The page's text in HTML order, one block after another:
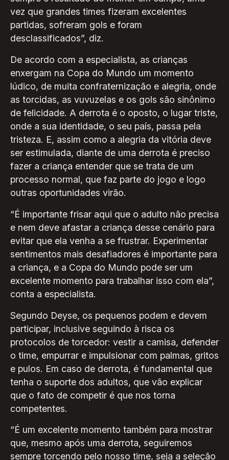
vez que grandes times fizeram excelentes
partidas, sofreram gols e foram
desclassificados”, diz.
De acordo com a especialista, as crianças
enxergam na Copa do Mundo um momento
lúdico, de muita confraternização e alegria, onde
as torcidas, as vuvuzelas e os gols são sinônimo
de felicidade. A derrota é o oposto, o lugar triste,
onde a sua identidade, o seu país, passa pela
tristeza. E, assim como a alegria da vitória deve
ser estimulada, diante de uma derrota é preciso
fazer a criança entender que se trata de um
processo normal, que faz parte do jogo e logo
outras oportunidades virão.
“É importante frisar aqui que o adulto não precisa
e nem deve afastar a criança desse cenário para
evitar que ela venha a se frustrar. Experimentar
sentimentos mais desafiadores é importante para
a criança, e a Copa do Mundo pode ser um
excelente momento para trabalhar isso com ela”,
conta a especialista.
Segundo Deyse, os pequenos podem e devem
participar, inclusive seguindo à risca os
protocolos de torcedor: vestir a camisa, defender
o time, empurrar e impulsionar com palmas, gritos
e pulos. Em caso de derrota, é fundamental que
tenha o suporte dos adultos, que vão explicar
que o fato de competir é que nos torna
competentes.
“É um excelente momento também para mostrar
que, mesmo após uma derrota, seguiremos
sempre torcendo pelo nosso time, seja a seleção